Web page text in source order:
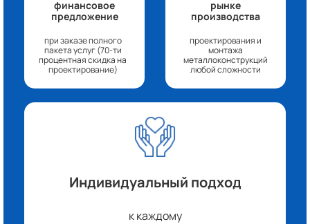
финансовое
предложение
при заказе полного
пакета услуг (70-ти
процентная скидка на
проектирование)
рынке
производства
проектирования и
монтажа
металлоконструкций
любой сложности
Индивидуальный подход
к каждому